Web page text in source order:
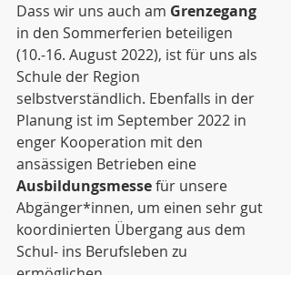
Dass wir uns auch am Grenzegang
in den Sommerferien beteiligen
(10.-16. August 2022), ist für uns als
Schule der Region
selbstverständlich. Ebenfalls in der
Planung ist im September 2022 in
enger Kooperation mit den
ansässigen Betrieben eine
Ausbildungsmesse für unsere
Abgänger*innen, um einen sehr gut
koordinierten Übergang aus dem
Schul- ins Berufsleben zu
ermöglichen.